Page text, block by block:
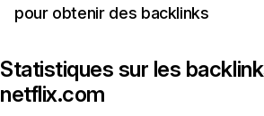
pour obtenir des backlinks
Statistiques sur les
netflix.com